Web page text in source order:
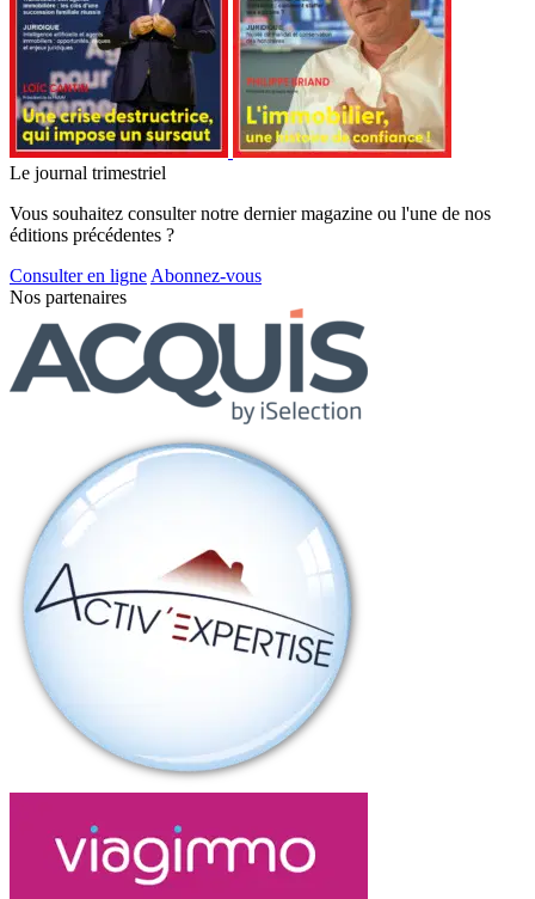
Le journal trimestriel
Vous souhaitez consulter notre dernier magazine ou l'une de nos
éditions précédentes ?
Consulter en ligne Abonnez-vous
Nos partenaires